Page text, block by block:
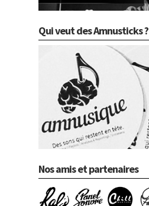
Qui veut des Amnusticks ?
Nos amis et partenaires